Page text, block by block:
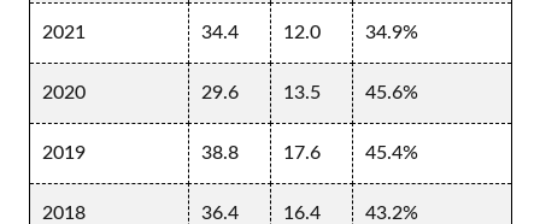
2021 34.4 12.0 34.9%
2020 29.6 13.5 45.6%
2019 38.8 17.6 45.4%
2018 36.4 16.4 43.2%